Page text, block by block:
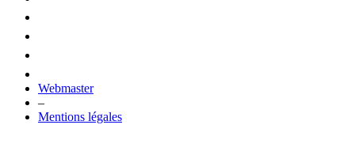
Webmaster
–
Mentions légales